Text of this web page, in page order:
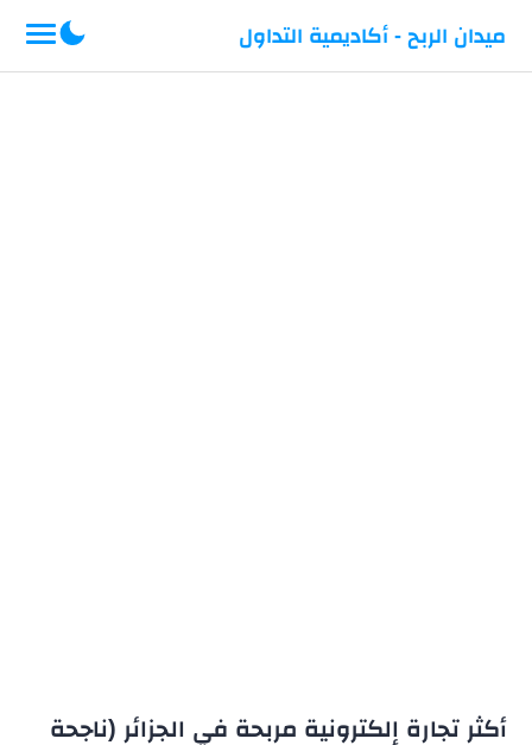
ميدان الربح - أكاديمية التداول
أكثر تجارة إلكترونية مربحة في الجزائر (ناجحة